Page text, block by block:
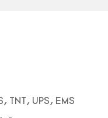
TNT, UPS, EMS